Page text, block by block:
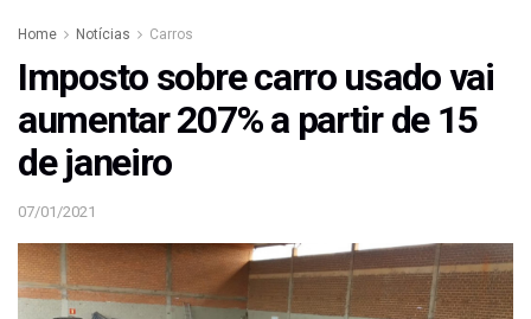
Home Notícias Carros
Imposto sobre carro usado vai
aumentar 207% a partir de 15
de janeiro
07/01/2021